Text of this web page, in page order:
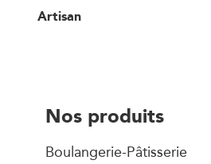
Artisan
Nos produits
Boulangerie-Pâtisserie